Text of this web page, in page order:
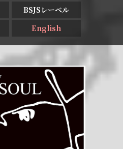
BSJSレーベル
English